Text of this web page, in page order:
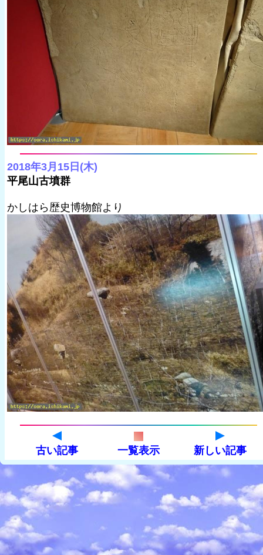
2018年3月15日(木)
平尾山古墳群
かしはら歴史博物館より
古い記事 一覧表示 新しい記事